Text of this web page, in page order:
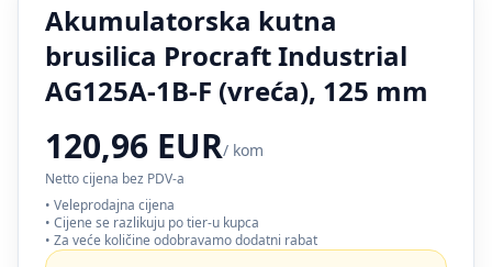
Akumulatorska kutna
brusilica Procraft Industrial
AG125A-1B-F (vreća), 125 mm
120,96 EUR/ kom
Netto cijena bez PDV-a
• Veleprodajna cijena
• Cijene se razlikuju po tier-u kupca
• Za veće količine odobravamo dodatni rabat